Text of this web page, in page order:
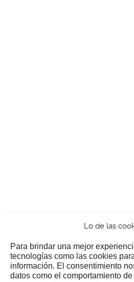
Lo de las
Para brindar una mejor
tecnologías como las cookies
información. El consentimiento
datos como el comportamiento
¿Nos invitas a un cafecillo?